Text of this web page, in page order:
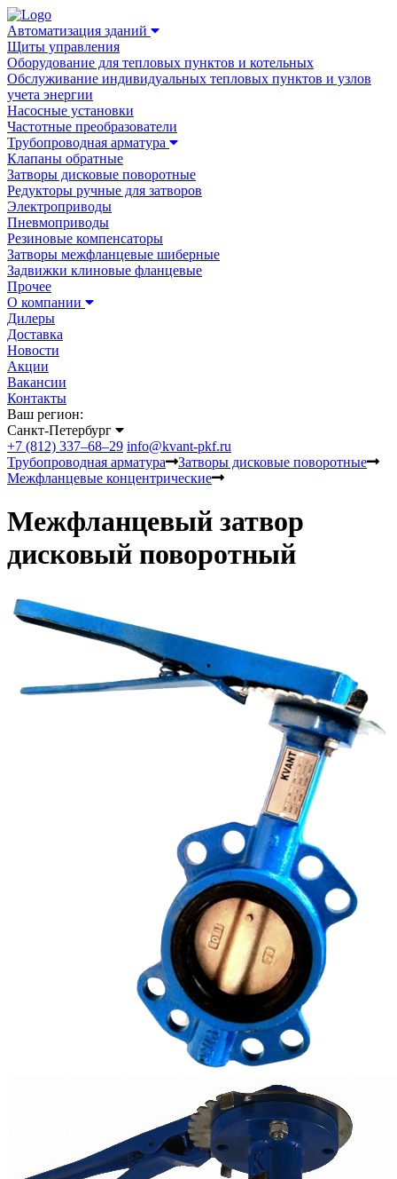
Автоматизация зданий
Щиты управления
Оборудование для тепловых пунктов и котельных
Обслуживание индивидуальных тепловых пунктов и узлов
учета энергии
Насосные установки
Частотные преобразователи
Трубопроводная арматура
Клапаны обратные
Затворы дисковые поворотные
Редукторы ручные для затворов
Электроприводы
Пневмоприводы
Резиновые компенсаторы
Затворы межфланцевые шиберные
Задвижки клиновые фланцевые
Прочее
О компании
Дилеры
Доставка
Новости
Акции
Вакансии
Контакты
Ваш регион:
Санкт-Петербург
+7 (812) 337–68–29 info@kvant-pkf.ru
Трубопроводная арматура
Затворы дисковые поворотные
Межфланцевые концентрические
Межфланцевый затвор
дисковый поворотный